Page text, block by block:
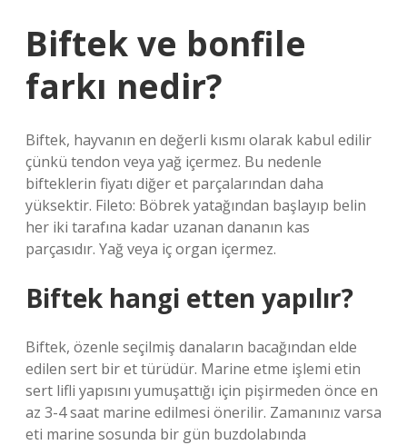
Biftek ve bonfile
farkı nedir?
Biftek, hayvanın en değerli kısmı olarak kabul edilir
çünkü tendon veya yağ içermez. Bu nedenle
bifteklerin fiyatı diğer et parçalarından daha
yüksektir. Fileto: Böbrek yatağından başlayıp belin
her iki tarafına kadar uzanan dananın kas
parçasıdır. Yağ veya iç organ içermez.
Biftek hangi etten yapılır?
Biftek, özenle seçilmiş danaların bacağından elde
edilen sert bir et türüdür. Marine etme işlemi etin
sert lifli yapısını yumuşattığı için pişirmeden önce en
az 3-4 saat marine edilmesi önerilir. Zamanınız varsa
eti marine sosunda bir gün buzdolabında